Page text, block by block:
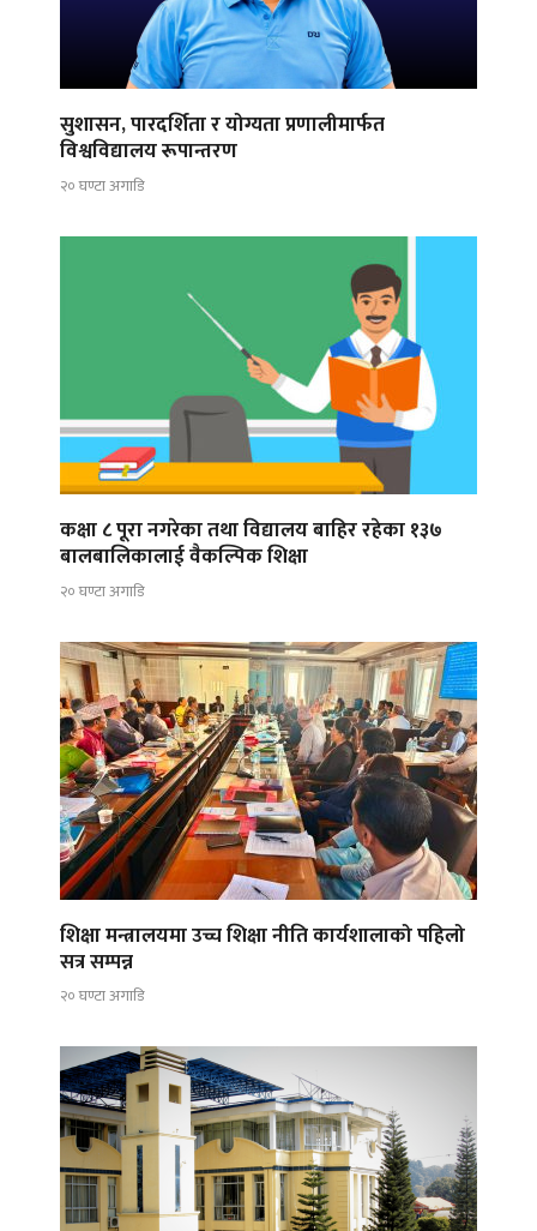
सुशासन, पारदर्शिता र योग्यता प्रणालीमार्फत
विश्वविद्यालय रूपान्तरण
२० घण्टा अगाडि
कक्षा ८ पूरा नगरेका तथा विद्यालय बाहिर रहेका १३७
बालबालिकालाई वैकल्पिक शिक्षा
२० घण्टा अगाडि
शिक्षा मन्त्रालयमा उच्च शिक्षा नीति कार्यशालाको पहिलो
सत्र सम्पन्न
२० घण्टा अगाडि